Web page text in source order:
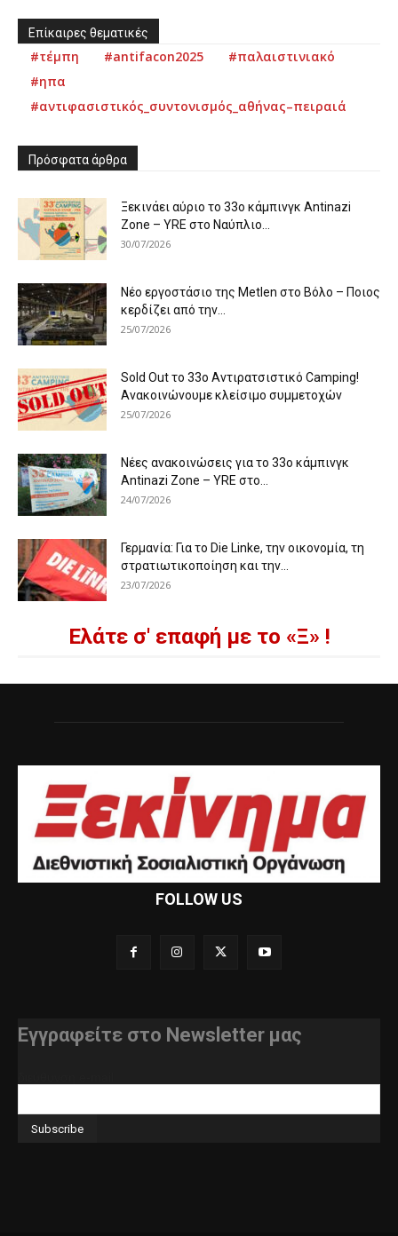
Επίκαιρες θεματικές
#τέμπη #antifacon2025
#παλαιστινιακό
#ηπα
#αντιφασιστικός_συντονισμός_αθήνας–πειραιά
Πρόσφατα άρθρα
Ξεκινάει αύριο το 33ο κάμπινγκ Antinazi
Zone – YRE στο Ναύπλιο...
30/07/2026
Νέο εργοστάσιο της Metlen στο Βόλο – Ποιος
κερδίζει από την...
25/07/2026
Sold Out το 33ο Αντιρατσιστικό Camping!
Ανακοινώνουμε κλείσιμο συμμετοχών
25/07/2026
Νέες ανακοινώσεις για το 33ο κάμπινγκ
Antinazi Zone – YRE στο...
24/07/2026
Γερμανία: Για το Die Linke, την οικονομία, τη
στρατιωτικοποίηση και την...
23/07/2026
Ελάτε σ' επαφή με το «Ξ» !
FOLLOW US
Εγγραφείτε στο Newsletter μας